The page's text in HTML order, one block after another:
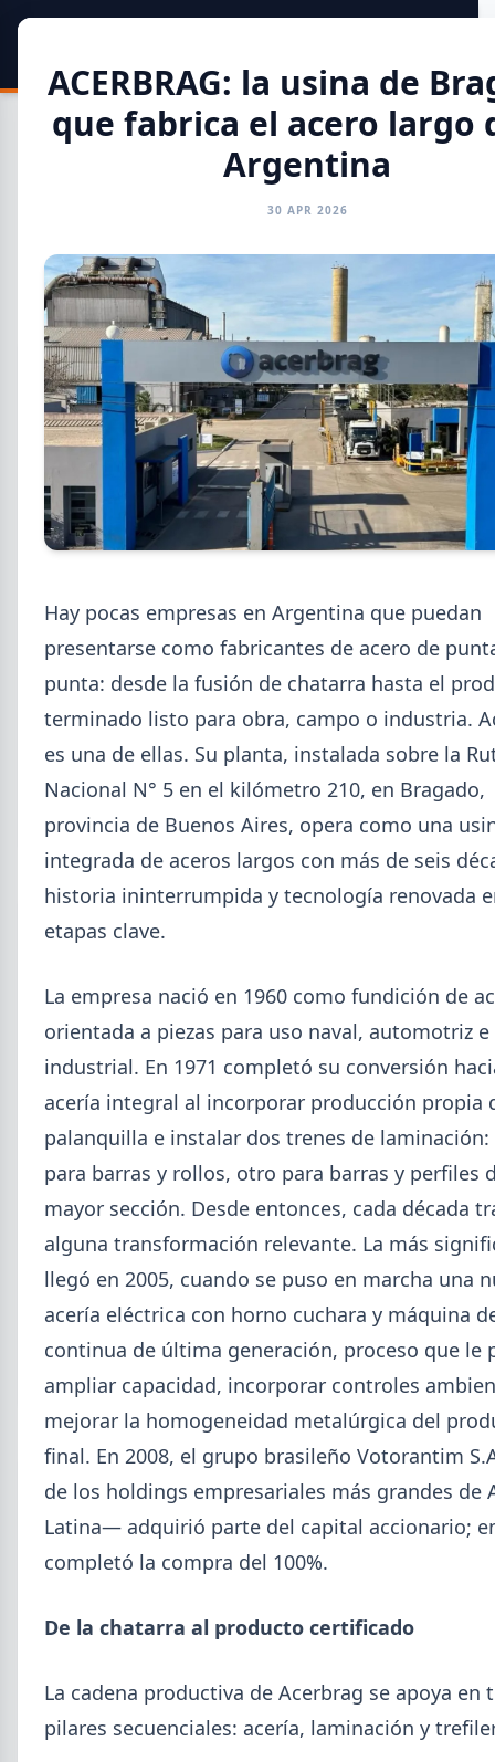
GENERAL INFORMES REFERENTES
UOM 2026-08-04
Paritaria UOM agosto 2026: sin
acuerdo, siguen vigentes los
valores de abril
UOM y cámaras metalúrgicas no cerraron la
paritaria. Agosto se liquida con los valores de abril:
IMGR $1.036.390.
GENERAL 2026-08-04
Día de la Siderurgia: cómo llega el
sector al aniversario 78 del legado
de Savio
El 31 de julio la industria del acero recordó a
semestre de recuperación parcial y un mercado
que se reordena hacia la minería y la energía.
GENERAL 2026-08-03
ACERBRAG: la usina de
que fabrica el acero largo
Argentina
30 APR 2026
Hay pocas empresas en Argentina que puedan
presentarse como fabricantes de acero de
punta: desde la fusión de chatarra hasta el
terminado listo para obra, campo o industria.
es una de ellas. Su planta, instalada sobre la
Nacional N° 5 en el kilómetro 210, en Bragado,
provincia de Buenos Aires, opera como una
integrada de aceros largos con más de seis
historia ininterrumpida y tecnología renovada
etapas clave.
La empresa nació en 1960 como fundición de
orientada a piezas para uso naval, automotriz e
industrial. En 1971 completó su conversión
acería integral al incorporar producción propia
palanquilla e instalar dos trenes de
para barras y rollos, otro para barras y perfiles
mayor sección. Desde entonces, cada década
alguna transformación relevante. La más
llegó en 2005, cuando se puso en marcha una
acería eléctrica con horno cuchara y máquina
continua de última generación, proceso que le
ampliar capacidad, incorporar controles
mejorar la homogeneidad metalúrgica del
final. En 2008, el grupo brasileño Votorantim
de los holdings empresariales más grandes de
Latina— adquirió parte del capital accionario;
completó la compra del 100%.
De la chatarra al producto certificado
La cadena productiva de Acerbrag se apoya en
pilares secuenciales: acería, laminación y